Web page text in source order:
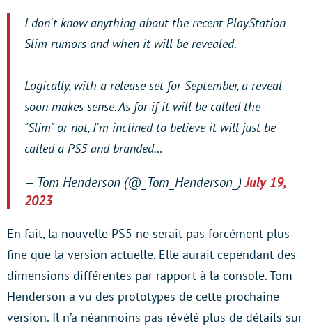
I don't know anything about the recent PlayStation
Slim rumors and when it will be revealed.
Logically, with a release set for September, a reveal
soon makes sense. As for if it will be called the
"Slim" or not, I'm inclined to believe it will just be
called a PS5 and branded…
— Tom Henderson (@_Tom_Henderson_)July 19,
2023
En fait, la nouvelle PS5 ne serait pas forcément plus
fine que la version actuelle. Elle aurait cependant des
dimensions différentes par rapport à la console. Tom
Henderson a vu des prototypes de cette prochaine
version. Il n’a néanmoins pas révélé plus de détails sur